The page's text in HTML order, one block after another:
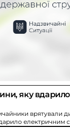
яку
врятували
електричним
залізничної